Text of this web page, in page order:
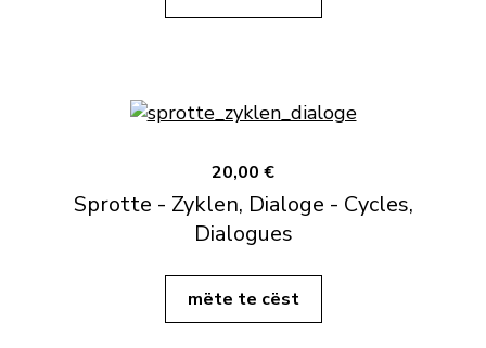
20,00 €
Sprotte - Zyklen, Dialoge - Cycles,
Dialogues
mëte te cëst